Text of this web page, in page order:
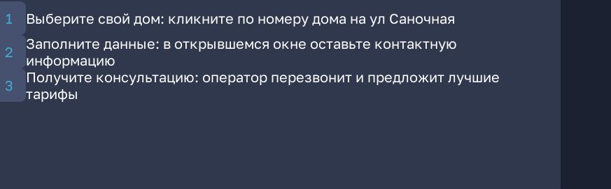
Выберите свой дом: кликните по номеру дома на ул Саночная
Заполните данные: в открывшемся окне оставьте контактную
информацию
Получите консультацию: оператор перезвонит и предложит лучшие
тарифы